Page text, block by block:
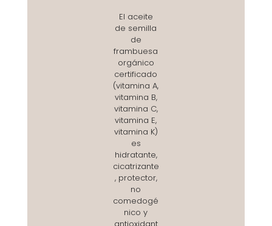
El aceite
de semilla
de
frambuesa
orgánico
certificado
(vitamina A,
vitamina B,
vitamina C,
vitamina E,
vitamina K)
es
hidratante,
cicatrizante
, protector,
no
comedogé
nico y
antioxidant